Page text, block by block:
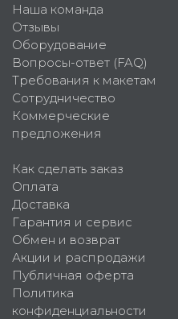
Наша команда
Отзывы
Оборудование
Вопросы-ответ (FAQ)
Требования к макетам
Сотрудничество
Коммерческие
предложения
Как сделать заказ
Оплата
Доставка
Гарантия и сервис
Обмен и возврат
Акции и распродажи
Публичная оферта
Политика
конфиденциальности